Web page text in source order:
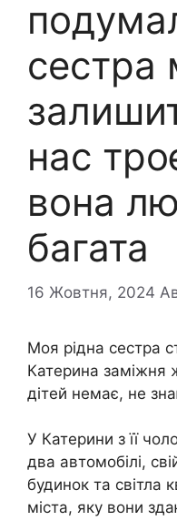
сестра
нас
вона
багата
16 Жовтня, 2024
Моя рідна сестра
Катерина заміжня
дітей немає, не
У Катерини з її
два автомобілі,
будинок та світла
міста, яку вони